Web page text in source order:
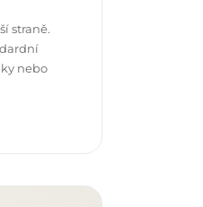
straně.
nebo